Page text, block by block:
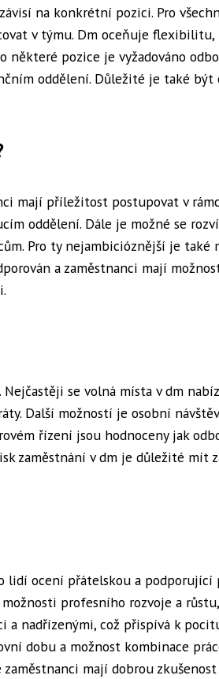
na konkrétní pozici. Pro
v týmu. Dm oceňuje
některé pozice je vyžadováno
oddělení. Důležité je také
mají příležitost postupovat v
oddělení. Dále je možné se
Pro ty nejambicióznější je také
a zaměstnanci mají
se volná místa v dm
Další možností je osobní
řízení jsou hodnoceny jak
zaměstnání v dm je důležité mít
lidí ocení přátelskou a podporující
profesního rozvoje a
a nadřízenými, což přispívá k
dobu a možnost kombinace
mají dobrou